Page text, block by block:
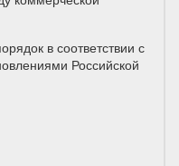
в соответствии с
Российской